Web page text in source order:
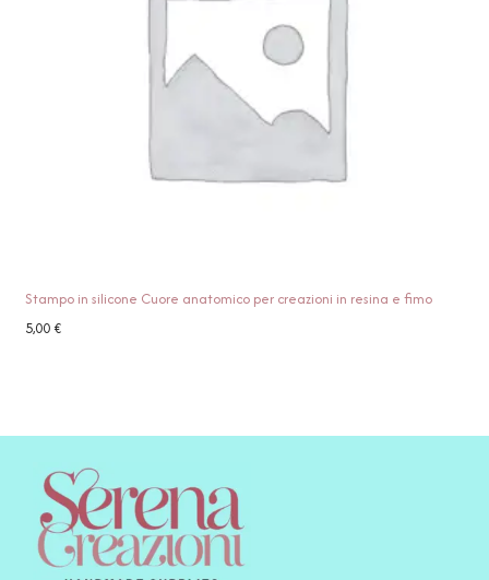
Stampo in silicone Cuore anatomico per creazioni in resina e fimo
5,00€